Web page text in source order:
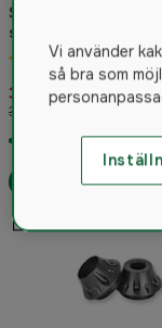
Stalon öppet
serien
5.0(1)
375 kr
399 kr
Vi använder
så bra som